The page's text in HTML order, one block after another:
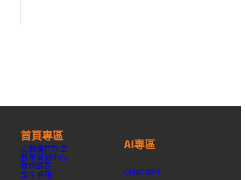
首頁專區
高職優質計畫
教學資源中心
教師課表
學生手冊
AI專區
CHATGPT